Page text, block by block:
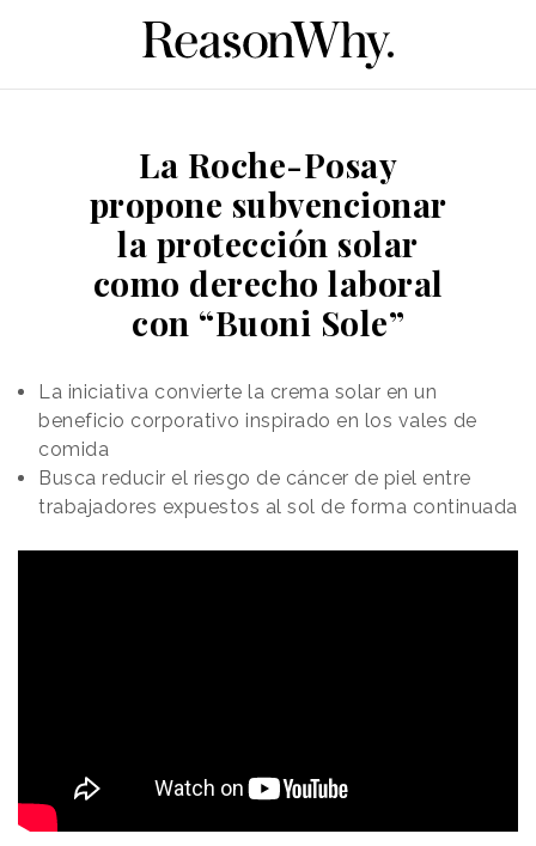
La Roche-Posay
propone subvencionar
la protección solar
como derecho laboral
con “Buoni Sole”
La iniciativa convierte la crema solar en un
beneficio corporativo inspirado en los vales de
comida
Busca reducir el riesgo de cáncer de piel entre
trabajadores expuestos al sol de forma continuada